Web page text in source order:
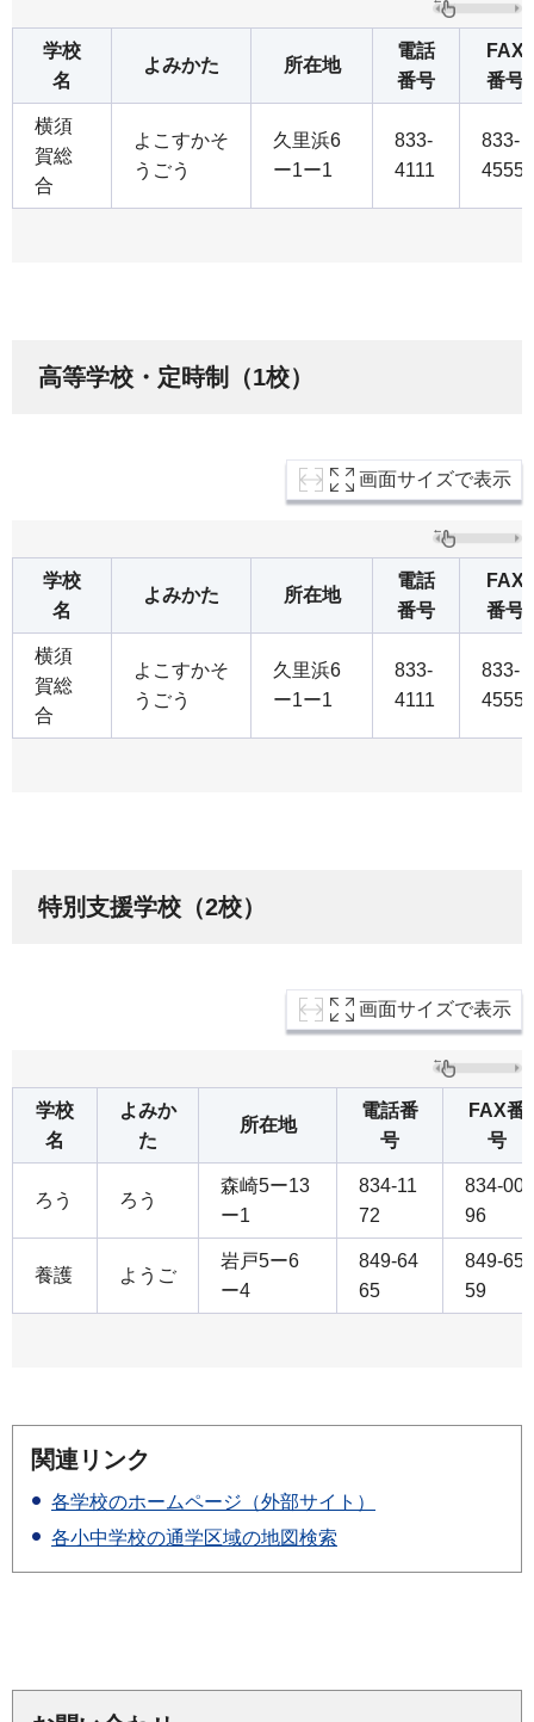
学校
名
よみかた 所在地
電話
番号
FAX
番号
横須
賀総
合
よこすかそ
うごう
久里浜6
ー1ー1
833-
4111
833-
4555
高等学校・定時制（1校）
画面サイズで表示
学校
名
よみかた 所在地
電話
番号
FAX
番号
横須
賀総
合
よこすかそ
うごう
久里浜6
ー1ー1
833-
4111
833-
4555
特別支援学校（2校）
画面サイズで表示
学校
名
よみか
た
所在地
電話番
号
FAX番
号
ろう ろう
森崎5ー13
ー1
834-11
72
834-00
96
養護 ようご
岩戸5ー6
ー4
849-64
65
849-65
59
関連リンク
各学校のホームページ（外部サイト）
各小中学校の通学区域の地図検索